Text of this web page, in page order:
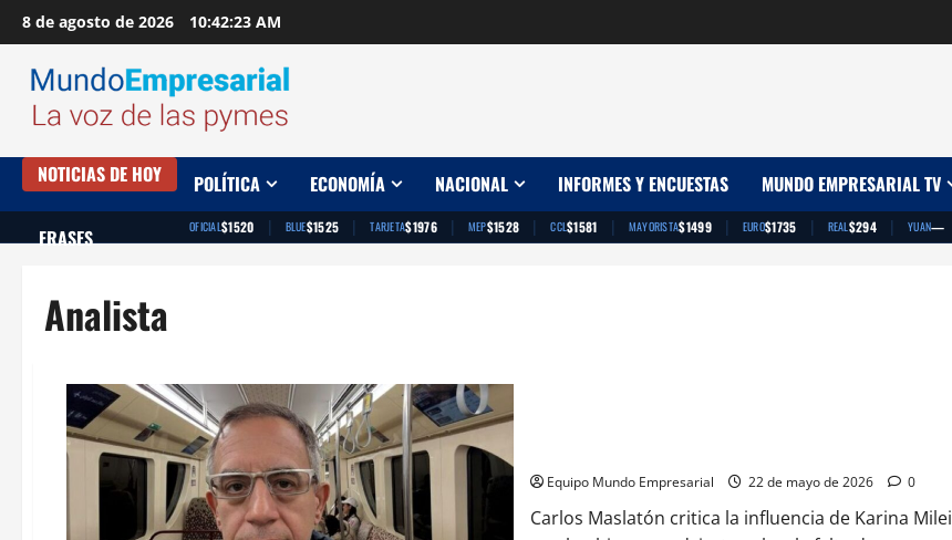
Saltar
al
contenido
8 de agosto de 2026 10:42:24 AM
NOTICIAS DE HOY POLÍTICA ECONOMÍA NACIONAL INFORMES Y ENCUESTAS MUNDO EMPRESARIAL TV
FRASES OFICIAL$1520 | BLUE$1525 | TARJETA$1976 | MEP$1528 | CCL$1581 | MAYORISTA$1499 | EURO$1735 | REAL$294 | YUAN—
Analista
Equipo Mundo Empresarial 22 de mayo de 2026 0
Carlos Maslatón critica la influencia de Karina Milei